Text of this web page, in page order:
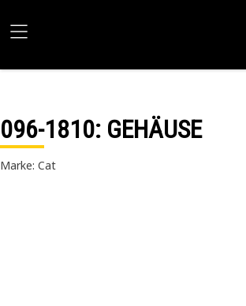
096-1810: GEHÄUSE
Marke: Cat